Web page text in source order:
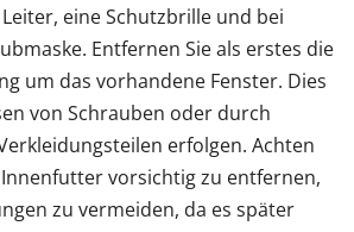
Leiter, eine Schutzbrille und bei
Entfernen Sie als erstes die
um das vorhandene Fenster. Dies
von Schrauben oder durch
erfolgen. Achten
vorsichtig zu entfernen,
zu vermeiden, da es später